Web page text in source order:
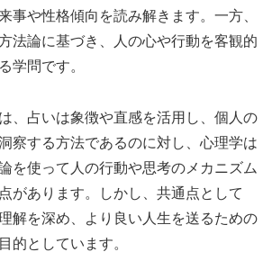
事や性格傾向を読み解きます。一方、
法論に基づき、人の心や行動を客観的
学問です。
、占いは象徴や直感を活用し、個人の
察する方法であるのに対し、心理学は
を使って人の行動や思考のメカニズム
があります。しかし、共通点として
解を深め、より良い人生を送るための
的としています。